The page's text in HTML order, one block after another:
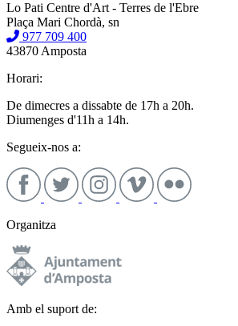
Lo Pati Centre d'Art - Terres de l'Ebre
Plaça Mari Chordà, sn
977 709 400
43870 Amposta
Horari:
De dimecres a dissabte de 17h a 20h.
Diumenges d'11h a 14h.
Segueix-nos a:
Organitza
Amb el suport de: